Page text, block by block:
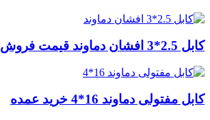
کابل 2.5*3 افشان دماوند قیمت فروش
کابل مفتولی دماوند 16*4 خرید عمده